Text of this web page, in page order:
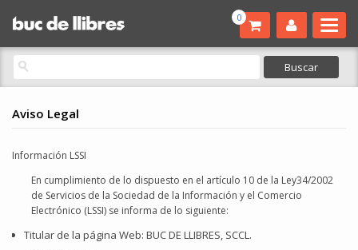
0
Aviso Legal
Información LSSI
En cumplimiento de lo dispuesto en el artículo 10 de la Ley34/2002
de Servicios de la Sociedad de la Información y el Comercio
Electrónico (LSSI) se informa de lo siguiente:
Titular de la página Web: BUC DE LLIBRES, SCCL.